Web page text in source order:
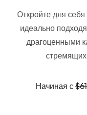
Откройте для
идеально
драгоценными
Начиная с